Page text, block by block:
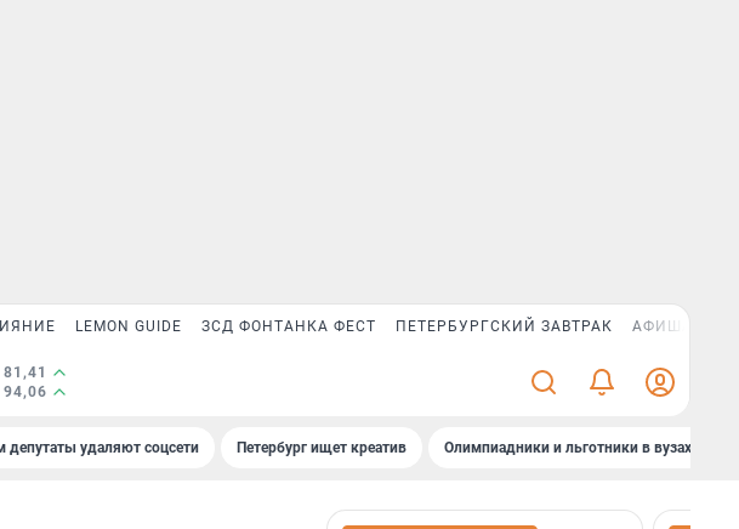
LEMON GUIDE ЗСД ФОНТАНКА ФЕСТ ПЕТЕРБУРГСКИЙ ЗАВТРАК АФИША PLUS
81,41
94,06
депутаты удаляют соцсети Петербург ищет креатив Олимпиадники и льготники в вузах СПб